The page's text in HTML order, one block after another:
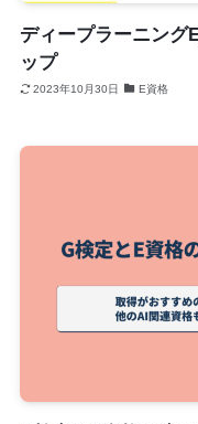
ディープラーニング
ップ
2023年10月30日 E資格